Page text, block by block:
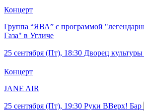
Концерт
Группа “ЯВА” с программой
Газа" в Угличе
25 сентября (Пт), 18:30 Дворец
Концерт
JANE AIR
25 сентября (Пт), 19:30 Руки ВВерх! Бар